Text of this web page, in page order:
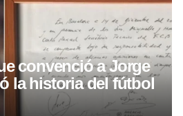
convenció a Jorge
la historia del fútbol